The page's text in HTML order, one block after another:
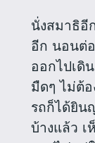
นั่งสมาธิอี
อีก นอนต่
ออกไปเดิ
มืดๆ ไม่ต้
รถก็ได้ยิน
บ้างแล้ว